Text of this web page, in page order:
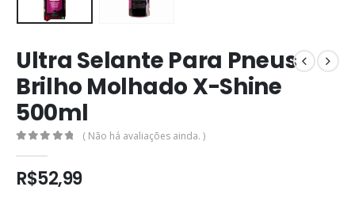
Ultra Selante Para Pneus
Brilho Molhado X-Shine
500ml
( Não há avaliações ainda. )
R$52,99